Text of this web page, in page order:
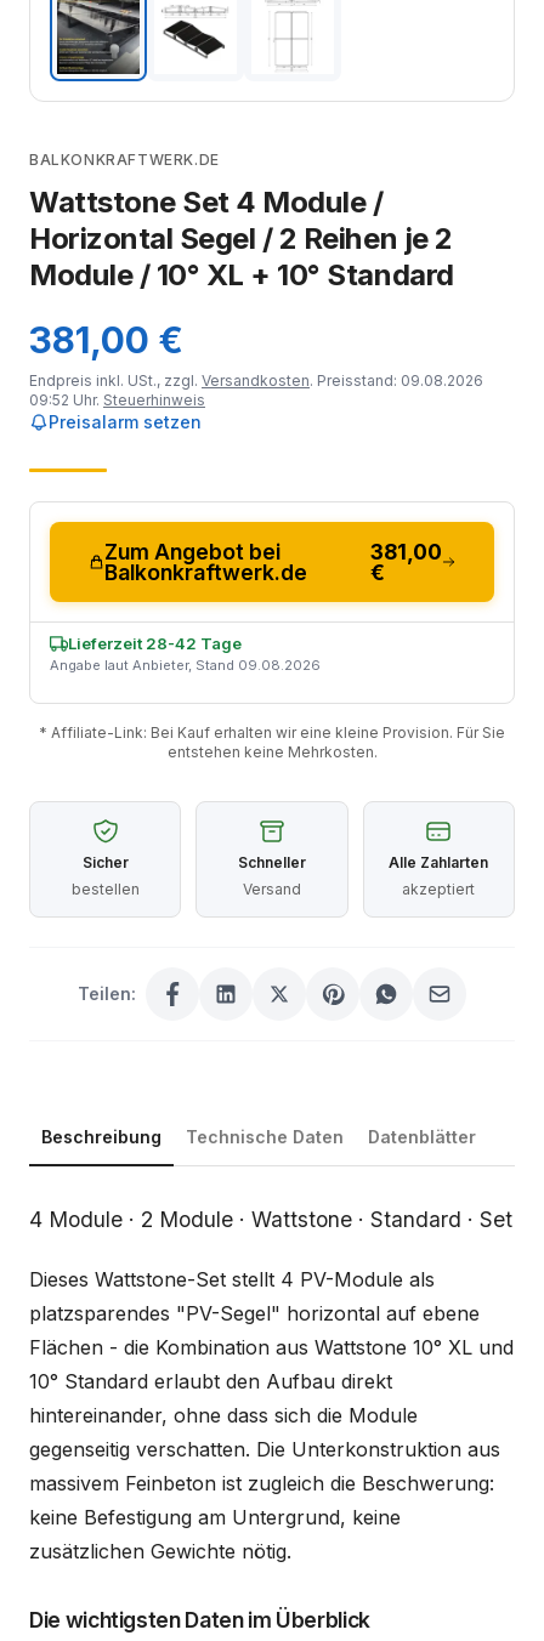
BALKONKRAFTWERK.DE
Wattstone Set 4 Module /
Horizontal Segel / 2 Reihen je 2
Module / 10° XL + 10° Standard
381,00 €
Endpreis inkl. USt., zzgl. Versandkosten. Preisstand: 09.08.2026
09:52 Uhr. Steuerhinweis
Preisalarm setzen
Zum Angebot bei
Balkonkraftwerk.de
381,00
€
Lieferzeit 28-42 Tage
Angabe laut Anbieter, Stand 09.08.2026
* Affiliate-Link: Bei Kauf erhalten wir eine kleine Provision. Für Sie
entstehen keine Mehrkosten.
Sicher
bestellen
Schneller
Versand
Alle Zahlarten
akzeptiert
Teilen:
Beschreibung Technische Daten Datenblätter
Beschreibung
4 Module · 2 Module · Wattstone · Standard · Set
Dieses Wattstone-Set stellt 4 PV-Module als
platzsparendes "PV-Segel" horizontal auf ebene
Flächen - die Kombination aus Wattstone 10° XL und
10° Standard erlaubt den Aufbau direkt
hintereinander, ohne dass sich die Module
gegenseitig verschatten. Die Unterkonstruktion aus
massivem Feinbeton ist zugleich die Beschwerung:
keine Befestigung am Untergrund, keine
zusätzlichen Gewichte nötig.
Die wichtigsten Daten im Überblick